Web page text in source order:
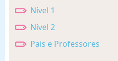
Nível 1
Nível 2
Pais e Professores